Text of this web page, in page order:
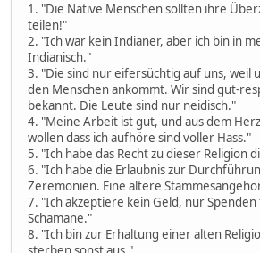
1. "Die Native Menschen sollten ihre
teilen!"
2. "Ich war kein Indianer, aber ich bin in
Indianisch."
3. "Die sind nur eifersüchtig auf uns, weil
den Menschen ankommt. Wir sind gut-
bekannt. Die Leute sind nur neidisch."
4. "Meine Arbeit ist gut, und aus dem
wollen dass ich aufhöre sind voller Hass."
5. "Ich habe das Recht zu dieser Religion
6. "Ich habe die Erlaubnis zur
Zeremonien. Eine ältere
7. "Ich akzeptiere kein Geld, nur
Schamane."
8. "Ich bin zur Erhaltung einer alten